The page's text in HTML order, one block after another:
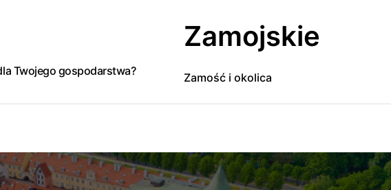
Twojego gospodarstwa?
Zamojskie
Zamość i okolica